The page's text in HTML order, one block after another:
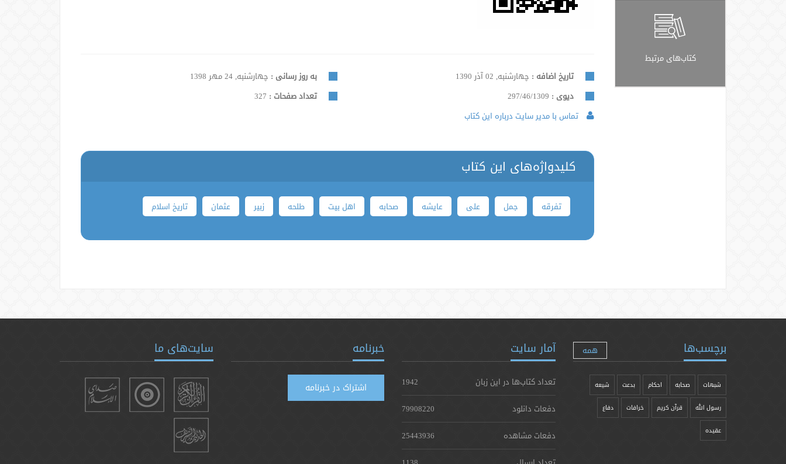
کتاب‌های مرتبط
تاریخ اضافه : چهارشنبه, 02 آذر 1390 به روز رسانی : چهارشنبه, 24 مهر 1398
دیوی : 297/46/1309 تعداد صفحات :
تماس با مدیر سایت درباره این کتاب
کلیدواژه‌های این کتاب
تفرقه جمل علی عایشه صحابه اهل بیت طلحه زبیر عثمان تاریخ اسلام
برچسب‌ها همه
شبهات صحابه احکام بدعت شیعه
رسول الله قرآن کریم خرافات دفاع
عقیده
آمار سایت
تعداد کتاب‌ها در این زبان
1942
دفعات دانلود
79908220
دفعات مشاهده
25443936
خبرنامه
اشتراک در خبرنامه
سایت‌های ما